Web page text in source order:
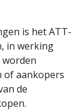
is het ATT-
in werking
of aankopers
de